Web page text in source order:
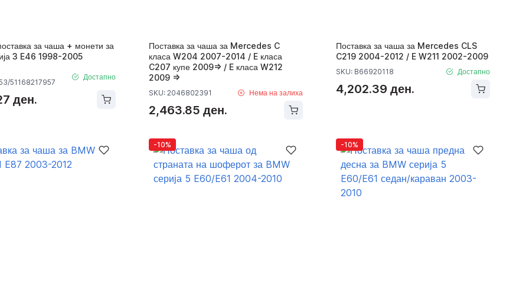
за чаша + монети за
3 E46 1998-2005
51168217957
Достапно
ден.
Поставка за чаша за Mercedes C
класа W204 2007-2014 / E класа
C207 купе 2009=> / E класа W212
2009 =>
SKU: 2046802391 Нема на залиха
2,463.85 ден.
Поставка за чаша за Mercedes CLS
C219 2004-2012 / E W211 2002-2009
SKU: B66920118 Достапно
4,202.39 ден.
-10% -10%